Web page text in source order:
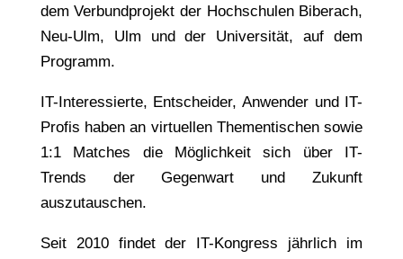
dem Verbundprojekt der Hochschulen Biberach,
Neu-Ulm, Ulm und der Universität, auf dem
Programm.
IT-Interessierte, Entscheider, Anwender und IT-
Profis haben an virtuellen Thementischen sowie
1:1 Matches die Möglichkeit sich über IT-
Trends der Gegenwart und Zukunft
auszutauschen.
Seit 2010 findet der IT-Kongress jährlich im